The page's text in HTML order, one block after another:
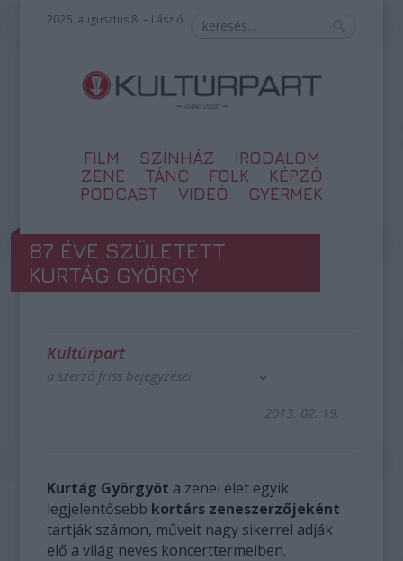
2026. augusztus 8. – László
FILM SZÍNHÁZ
IRODALOM
ZENE
TÁNC FOLK
KÉPZŐ
PODCAST
VIDEÓ GYERMEK
87 ÉVE SZÜLETETT
KURTÁG GYÖRGY
Kultúrpart
a szerző friss bejegyzései
2013. 02. 19.
Kurtág Györgyöt a zenei élet egyik
legjelentősebb kortárs zeneszerzőjeként
tartják számon, műveit nagy sikerrel adják
elő a világ neves koncerttermeiben.